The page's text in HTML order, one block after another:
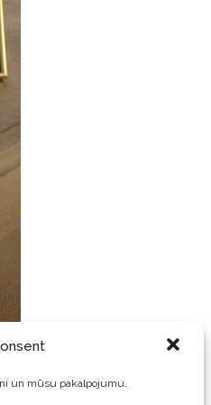
un mūsu pakalpojumu.